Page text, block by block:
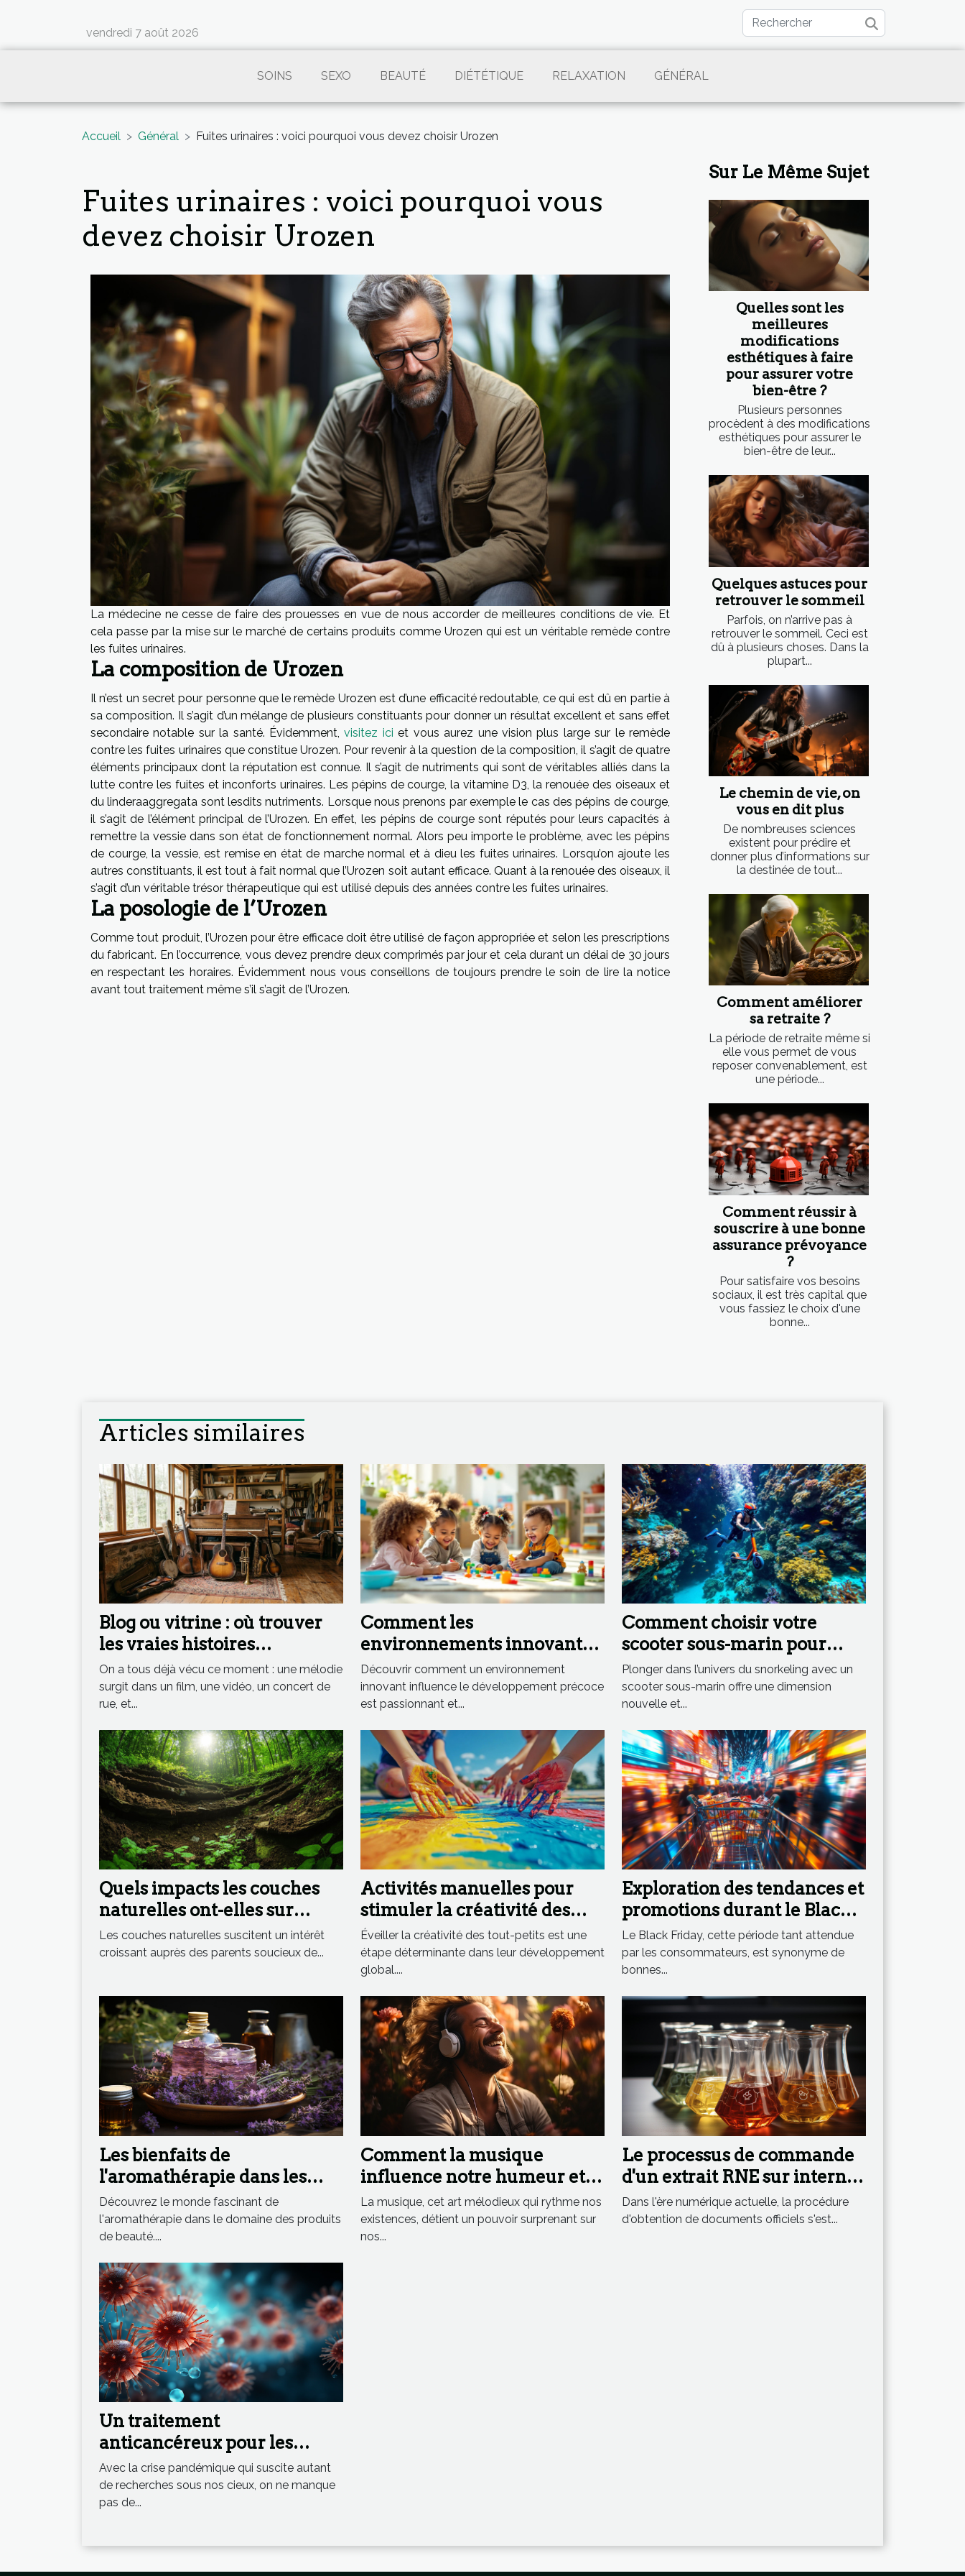
vendredi 7 août 2026
SOINS SEXO BEAUTÉ DIÉTÉTIQUE RELAXATION GÉNÉRAL
Accueil Général Fuites urinaires : voici pourquoi vous devez choisir Urozen
Fuites urinaires : voici pourquoi vous
devez choisir Urozen
La médecine ne cesse de faire des prouesses en vue de nous accorder de meilleures conditions de vie. Et
cela passe par la mise sur le marché de certains produits comme Urozen qui est un véritable remède contre
les fuites urinaires.
La composition de Urozen
Il n’est un secret pour personne que le remède Urozen est d’une efficacité redoutable, ce qui est dû en partie à
sa composition. Il s’agit d’un mélange de plusieurs constituants pour donner un résultat excellent et sans effet
secondaire notable sur la santé. Évidemment,visitez ici et vous aurez une vision plus large sur le remède
contre les fuites urinaires que constitue Urozen. Pour revenir à la question de la composition, il s’agit de quatre
éléments principaux dont la réputation est connue. Il s’agit de nutriments qui sont de véritables alliés dans la
lutte contre les fuites et inconforts urinaires. Les pépins de courge, la vitamine D3, la renouée des oiseaux et
du linderaaggregata sont lesdits nutriments. Lorsque nous prenons par exemple le cas des pépins de courge,
il s’agit de l’élément principal de l’Urozen. En effet, les pépins de courge sont réputés pour leurs capacités à
remettre la vessie dans son état de fonctionnement normal. Alors peu importe le problème, avec les pépins
de courge, la vessie, est remise en état de marche normal et à dieu les fuites urinaires. Lorsqu’on ajoute les
autres constituants, il est tout à fait normal que l’Urozen soit autant efficace. Quant à la renouée des oiseaux, il
s’agit d’un véritable trésor thérapeutique qui est utilisé depuis des années contre les fuites urinaires.
La posologie de l’Urozen
Comme tout produit, l’Urozen pour être efficace doit être utilisé de façon appropriée et selon les prescriptions
du fabricant. En l’occurrence, vous devez prendre deux comprimés par jour et cela durant un délai de 30 jours
en respectant les horaires. Évidemment nous vous conseillons de toujours prendre le soin de lire la notice
avant tout traitement même s’il s’agit de l’Urozen.
Sur Le Même Sujet
Quelles sont les
meilleures
modifications
esthétiques à faire
pour assurer votre
bien-être ?
Plusieurs personnes
procèdent à des modifications
esthétiques pour assurer le
bien-être de leur...
Quelques astuces pour
retrouver le sommeil
Parfois, on n’arrive pas à
retrouver le sommeil. Ceci est
dû à plusieurs choses. Dans la
plupart...
Le chemin de vie, on
vous en dit plus
De nombreuses sciences
existent pour prédire et
donner plus d’informations sur
la destinée de tout...
Comment améliorer
sa retraite ?
La période de retraite même si
elle vous permet de vous
reposer convenablement, est
une période...
Comment réussir à
souscrire à une bonne
assurance prévoyance
?
Pour satisfaire vos besoins
sociaux, il est très capital que
vous fassiez le choix d'une
bonne...
Articles similaires
Blog ou vitrine : où trouver
les vraies histoires
d’instruments qui inspirent
On a tous déjà vécu ce moment : une mélodie
surgit dans un film, une vidéo, un concert de
rue, et...
Comment les
environnements innovants
stimulent le développement
précoce ?
Découvrir comment un environnement
innovant influence le développement précoce
est passionnant et...
Comment choisir votre
scooter sous-marin pour
maximiser votre expérience
en snorkeling ?
Plonger dans l’univers du snorkeling avec un
scooter sous-marin offre une dimension
nouvelle et...
Quels impacts les couches
naturelles ont-elles sur
l'environnement ?
Les couches naturelles suscitent un intérêt
croissant auprès des parents soucieux de...
Activités manuelles pour
stimuler la créativité des
tout-petits
Éveiller la créativité des tout-petits est une
étape déterminante dans leur développement
global....
Exploration des tendances et
promotions durant le Black
Friday
Le Black Friday, cette période tant attendue
par les consommateurs, est synonyme de
bonnes...
Les bienfaits de
l'aromathérapie dans les
produits de beauté
Découvrez le monde fascinant de
l'aromathérapie dans le domaine des produits
de beauté....
Comment la musique
influence notre humeur et
notre bien-être
La musique, cet art mélodieux qui rythme nos
existences, détient un pouvoir surprenant sur
nos...
Le processus de commande
d'un extrait RNE sur internet
: étape par étape
Dans l'ère numérique actuelle, la procédure
d'obtention de documents officiels s'est...
Un traitement
anticancéreux pour les
formes graves de
Coronavirus ?
Avec la crise pandémique qui suscite autant
de recherches sous nos cieux, on ne manque
pas de...